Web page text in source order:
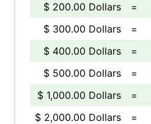
$ 200.00 Dollars
=
$ 300.00 Dollars
=
$ 400.00 Dollars
=
$ 500.00 Dollars
=
$ 1,000.00 Dollars
=
$ 2,000.00 Dollars
=